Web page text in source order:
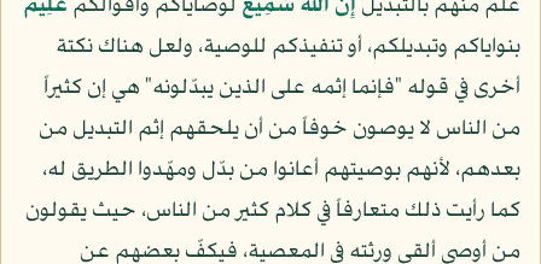
علم منهم بالتبديل إِنَّ اللّهَ سَمِيعٌ لوصاياكم وأقوالكمعَلِيمٌ
بنواياكم وتبديلكم، أو تنفيذكم للوصية، ولعل هناك نكتة
أخرى في قوله "فإنما إثمه على الذين يبدّلونه" هي إن كثيراً
من الناس لا يوصون خوفاً من أن يلحقهم إثم التبديل من
بعدهم، لأنهم بوصيتهم أعانوا من بدّل ومهّدوا الطريق له،
كما رأيت ذلك متعارفاً في كلام كثير من الناس، حيث يقولون
من أوصى ألقى ورثته في المعصية، فيكفّ بعضهم عن